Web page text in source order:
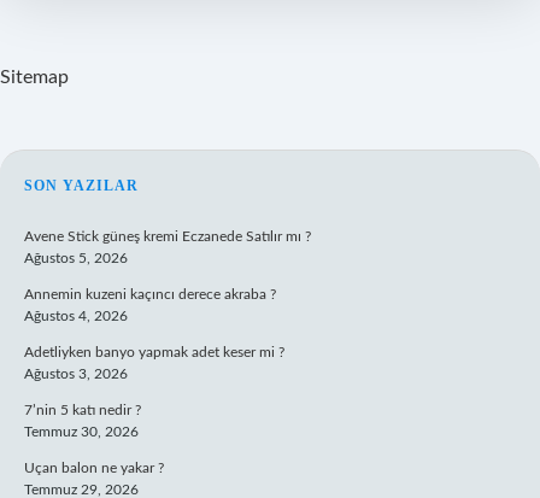
Sitemap
SIDEBAR
SON YAZILAR
Avene Stick güneş kremi Eczanede Satılır mı ?
Ağustos 5, 2026
Annemin kuzeni kaçıncı derece akraba ?
Ağustos 4, 2026
Adetliyken banyo yapmak adet keser mi ?
Ağustos 3, 2026
7’nin 5 katı nedir ?
Temmuz 30, 2026
Uçan balon ne yakar ?
Temmuz 29, 2026